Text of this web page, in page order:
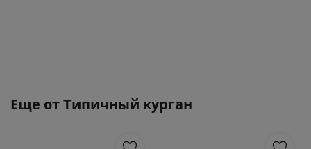
Еще отТипичный курган